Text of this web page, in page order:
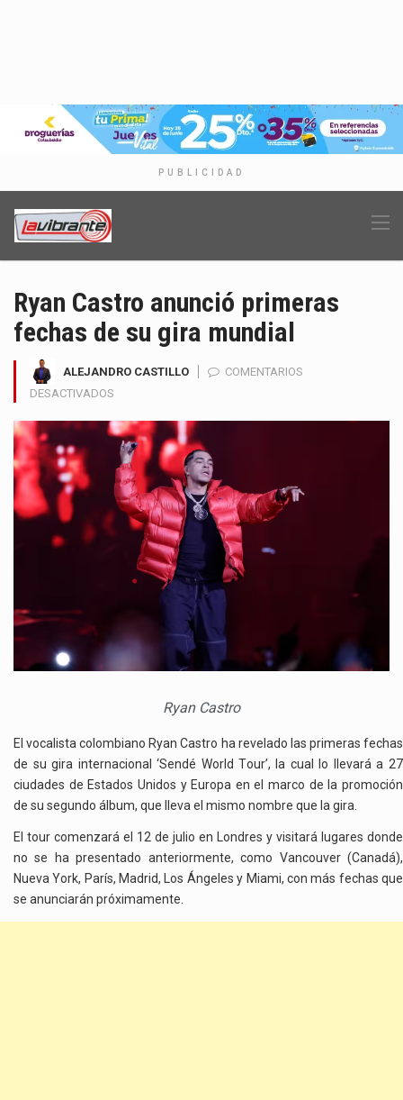
PUBLICIDAD
Ryan Castro anunció primeras
fechas de su gira mundial
ALEJANDRO CASTILLO
COMENTARIOS
DESACTIVADOS
CASTRO
ANUNCIÓ
PRIMERAS
FECHAS
DE
MUNDIAL
Ryan Castro
El vocalista colombiano Ryan Castro ha revelado las primeras fechas
de su gira internacional ‘Sendé World Tour’, la cual lo llevará a 27
ciudades de Estados Unidos y Europa en el marco de la promoción
de su segundo álbum, que lleva el mismo nombre que la gira.
El tour comenzará el 12 de julio en Londres y visitará lugares donde
no se ha presentado anteriormente, como Vancouver (Canadá),
Nueva York, París, Madrid, Los Ángeles y Miami, con más fechas que
se anunciarán próximamente.